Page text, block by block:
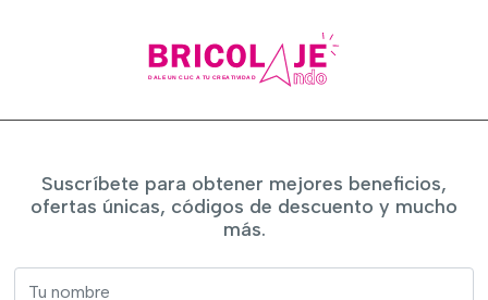
Suscríbete para obtener mejores beneficios,
ofertas únicas, códigos de descuento y mucho
más.